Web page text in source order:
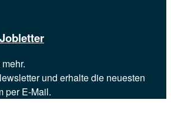
und erhalte die neuesten
per E-Mail.